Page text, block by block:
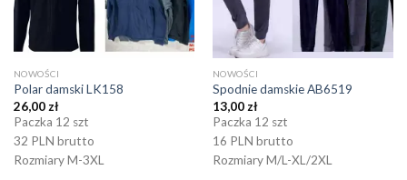
NOWOŚCI
Polar damski LK158
26,00 zł
Paczka 12 szt
32 PLN brutto
Rozmiary M-3XL
NOWOŚCI
Spodnie damskie AB6519
13,00 zł
Paczka 12 szt
16 PLN brutto
Rozmiary M/L-XL/2XL